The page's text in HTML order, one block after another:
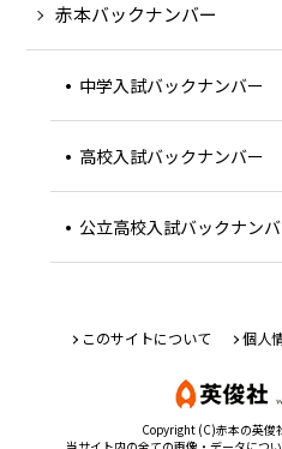
赤本バックナンバー
中学入試バックナンバー
高校入試バックナンバー
公立高校入試バックナン
このサイトについて 個人
Copyright (C)赤本の英俊